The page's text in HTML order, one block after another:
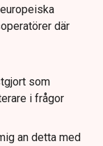
där
som
i frågor
an detta med